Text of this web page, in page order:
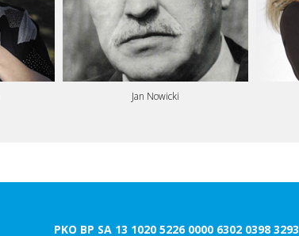
Jan Nowicki
PKO BP SA 13 1020 5226 0000 6302 0398 3293